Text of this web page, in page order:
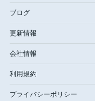
ブログ
更新情報
会社情報
利用規約
プライバシーポリシー